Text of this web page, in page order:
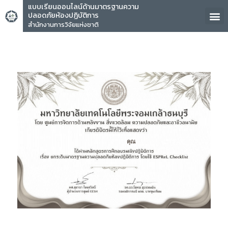
แบบเรียนออนไลน์ด้านมาตรฐานความ
ปลอดภัยห้องปฏิบัติการ
สำนักงานการวิจัยแห่งชาติ
คุณ